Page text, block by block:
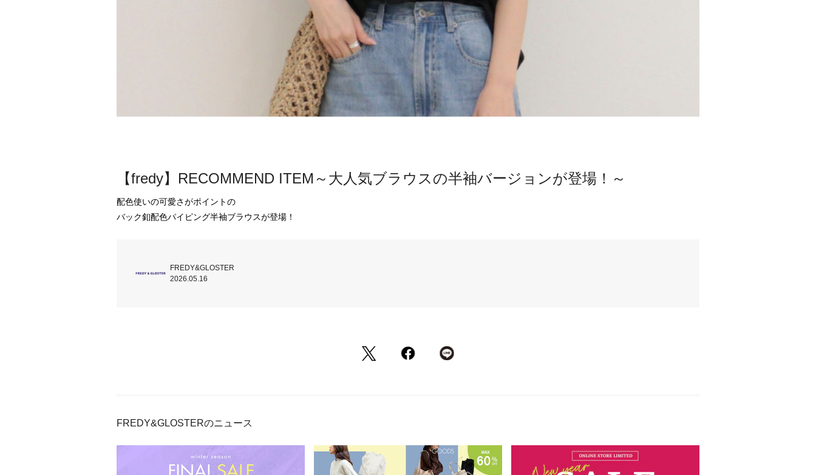
【fredy】RECOMMEND ITEM～大人気ブラウスの半袖バージョンが登場！～
配色使いの可愛さがポイントの
バック釦配色パイピング半袖ブラウスが登場！
FREDY&GLOSTER
2026.05.16
FREDY&GLOSTERのニュース